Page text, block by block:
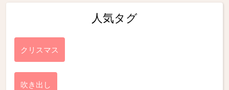
人気タグ
クリスマス
吹き出し